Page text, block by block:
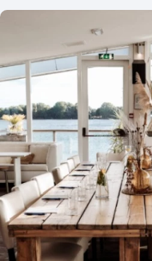
10 of meer zalen
Aantal personen
1 - 50 personen
100 - 250 personen
250 - 500 personen
500+ personen
Bijzondere locaties
Buitenlocatie
Duurzame locatie
Groene locatie
Heisessie